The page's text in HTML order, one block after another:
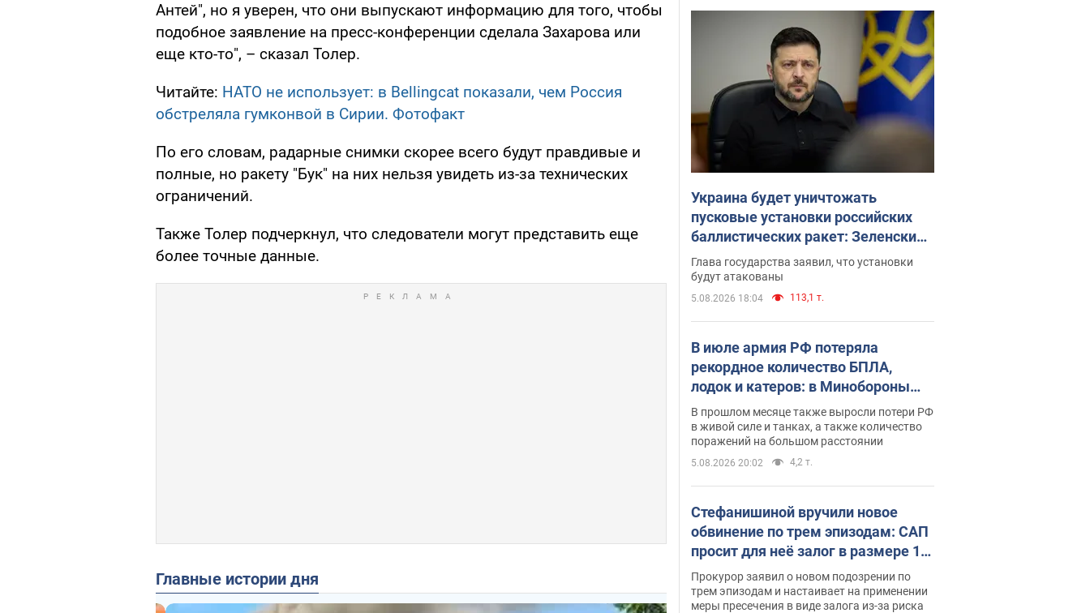
Антей", но я уверен, что они выпускают информацию для того, чтобы
подобное заявление на пресс-конференции сделала Захарова или
еще кто-то", – сказал Толер.
Читайте: НАТО не использует: в Bellingcat показали, чем Россия
обстреляла гумконвой в Сирии. Фотофакт
По его словам, радарные снимки скорее всего будут правдивые и
полные, но ракету "Бук" на них нельзя увидеть из-за технических
ограничений.
Также Толер подчеркнул, что следователи могут представить еще
более точные данные.
Главные истории дня
Украина будет уничтожать
пусковые установки российских
баллистических ракет: Зеленский
провел заседание СНБО
Глава государства заявил, что установки
будут атакованы
5.08.2026 18:04 113,1 т.
В июле армия РФ потеряла
рекордное количество БПЛА,
лодок и катеров: в Минобороны
обнародовали статистику
В прошлом месяце также выросли потери РФ
в живой силе и танках, а также количество
поражений на большом расстоянии
5.08.2026 20:02 4,2 т.
Стефанишиной вручили новое
обвинение по трем эпизодам: САП
просит для неё залог в размере 15
млн грн
Прокурор заявил о новом подозрении по
трем эпизодам и настаивает на применении
меры пресечения в виде залога из-за риска